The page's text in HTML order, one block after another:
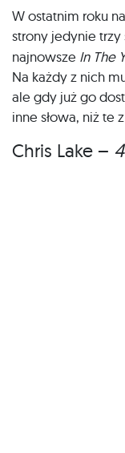
W ostatnim roku
strony jedynie trzy
najnowsze In The
Na każdy z nich
ale gdy już go
inne słowa, niż te
Chris Lake –